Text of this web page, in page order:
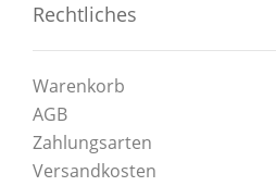
Rechtliches
Warenkorb
AGB
Zahlungsarten
Versandkosten